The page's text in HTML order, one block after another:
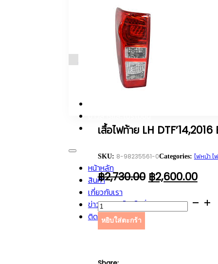
หมวดหมู่สินค้า
ติดต่อเรา
หน้าหลัก
สินค้า
เกี่ยวกับเรา
ข่าวสารและโปรโมชั่น
ติดต่อเรา
เสื้อไฟท้าย LH
SKU: 8-98235561-0Categories: ไฟหน้า ไ
฿2,730.00 ORIGINAL
PRICE
WAS:
฿2,730.00.
฿2,600.00
IS:
฿
จำนวน
เสื้อ
ไฟ
หยิบใส่ตะกร้า